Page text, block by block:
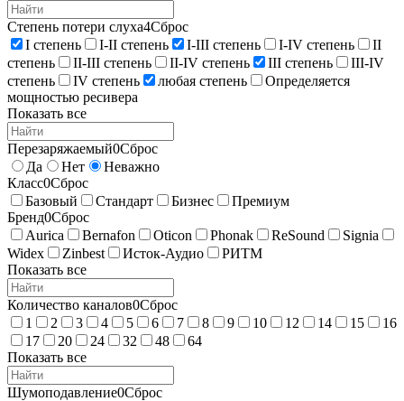
Степень потери слуха4Сброс
I степень
I-II степень I-III степень I-IV степень
II
степень
II-III степень II-IV степень III степень
III-IV
степень
IV степень любая степень
Определяется
мощностью ресивера
Показать все
Перезаряжаемый0Сброс
Да
Нет
Неважно
Класс0Сброс
Базовый
Стандарт Бизнес
Премиум
Бренд0Сброс
Aurica
Bernafon Oticon Phonak ReSound
Signia
Widex
Zinbest Исток-Аудио
РИТМ
Показать все
Количество каналов0Сброс
1
2 3 4 5 6 7 8 9 10 12 14 15
16
17
20 24 32 48
64
Показать все
Шумоподавление0Сброс